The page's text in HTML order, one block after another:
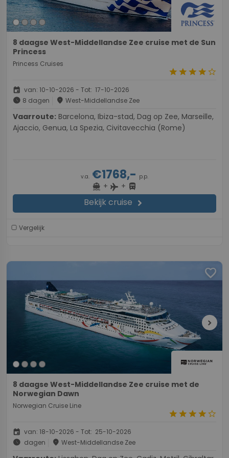
8 daagse West-Middellandse Zee cruise met de Sun
Princess
Princess Cruises
starstarstarstarstar_border
event van: 10-10-2026 - Tot: 17-10-2026
schedule 8 dagen place West-Middellandse Zee
Vaarroute:
Ajaccio, Genua, La Spezia, Civitavecchia (Rome)
v.a. €1768,- p.p.
directions_boat + flight + directions_bus
Bekijk cruise chevron_right
Vergelijk
favorite
chevron_right
8 daagse West-Middellandse Zee cruise met de
Norwegian Dawn
Norwegian Cruise Line
starstarstarstarstar_border
event van: 18-10-2026 - Tot: 25-10-2026
schedule dagen place West-Middellandse Zee